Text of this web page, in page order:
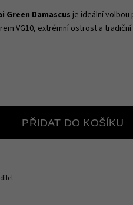
Green Damascusje ideální volbou
VG10, extrémní ostrost a
PŘIDAT DO KOŠÍKU